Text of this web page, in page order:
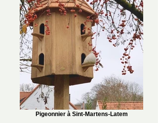
Pigeonnier à Sint-Martens-Latem